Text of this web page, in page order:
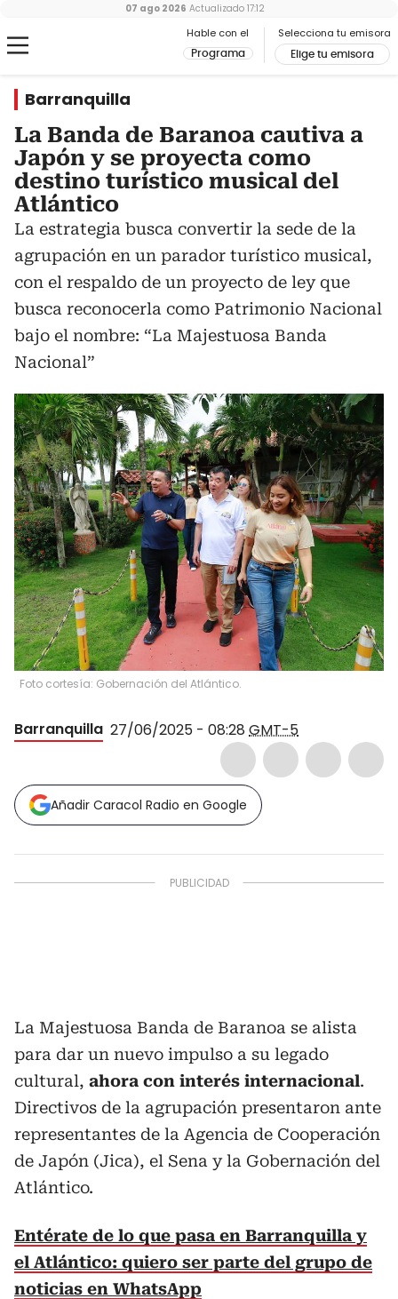
Hable con el
Programa
Selecciona tu emisora
Elige tu emisora
07 ago 2026 Actualizado 17:12
Barranquilla
La Banda de Baranoa cautiva a
Japón y se proyecta como
destino turístico musical del
Atlántico
La estrategia busca convertir la sede de la
agrupación en un parador turístico musical,
con el respaldo de un proyecto de ley que
busca reconocerla como Patrimonio Nacional
bajo el nombre: “La Majestuosa Banda
Nacional”
Foto cortesía: Gobernación del Atlántico.
Barranquilla 27/06/2025 - 08:28 GMT-5
Añadir Caracol Radio en Google
La Majestuosa Banda de Baranoa se alista
para dar un nuevo impulso a su legado
cultural, ahora con interés internacional.
Directivos de la agrupación presentaron ante
representantes de la Agencia de Cooperación
de Japón (Jica), el Sena y la Gobernación del
Atlántico.
Entérate de lo que pasa en Barranquilla y
el Atlántico: quiero ser parte del grupo de
noticias en WhatsApp